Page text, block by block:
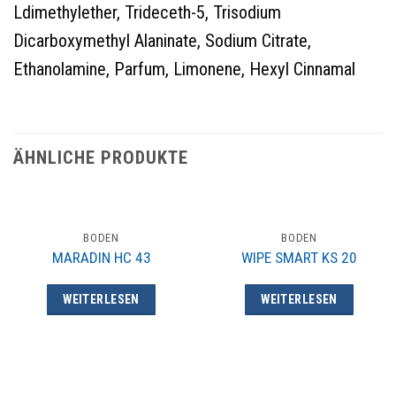
Ldimethylether, Trideceth-5, Trisodium
Dicarboxymethyl Alaninate, Sodium Citrate,
Ethanolamine, Parfum, Limonene, Hexyl Cinnamal
ÄHNLICHE PRODUKTE
BODEN
MARADIN HC 43
WEITERLESEN
BODEN
WIPE SMART KS 20
WEITERLESEN